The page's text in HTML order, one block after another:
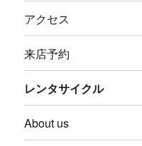
アクセス
来店予約
レンタサイクル
About us